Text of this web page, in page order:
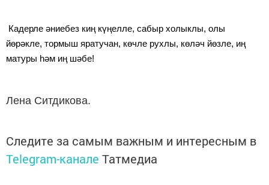
Кадерле әниебез киң күңелле, сабыр холыклы, олы
йөрәкле, тормыш яратучан, көчле рухлы, көләч йөзле, иң
матуры һәм иң шәбе!
Лена Ситдикова.
Следите за самым важным и интересным в
Telegram-канале Татмедиа